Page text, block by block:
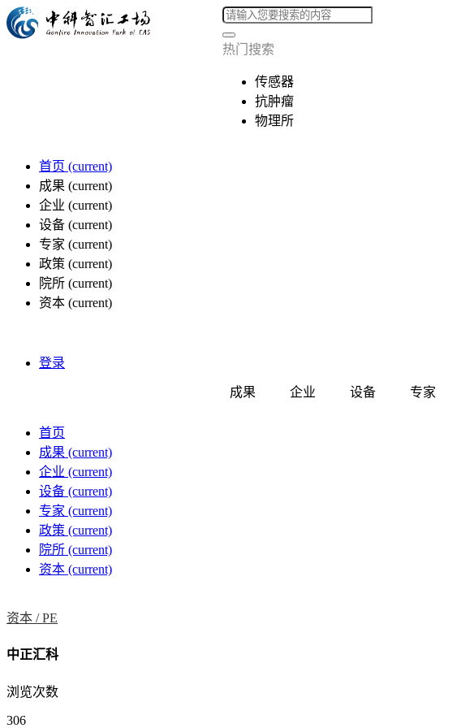
热门搜索
传感器
抗肿瘤
物理所
首页 (current)
成果 (current)
企业 (current)
设备 (current)
专家 (current)
政策 (current)
院所 (current)
资本 (current)
登录
成果 企业 设备 专家
首页
成果 (current)
企业 (current)
设备 (current)
专家 (current)
政策 (current)
院所 (current)
资本 (current)
资本 /PE
中正汇科
浏览次数
306